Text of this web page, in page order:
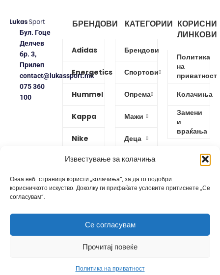
Известување за колачиња
Оваа веб-страница користи „колачиња“, за да го подобри
корисничкото искуство. Доколку ги прифаќате условите притиснете „Се
согласувам“.
Се согласувам
Прочитај повеќе
Политика на приватност
Бул. Гоце
Делчев
бр. 3,
Прилеп
contact@lukassport.mk
075 360
100
БРЕНДОВИ
Adidas
Energetics
Hummel
Kappa
Nike
Protouch
Puma
КАТЕГОРИИ
Брендови
Спортови
Опрема
Мажи
Деца
Жени
КОРИСНИ
ЛИНКОВИ
Политика
на
приватност
Колачиња
Замени
и
враќања
GoBro Studio